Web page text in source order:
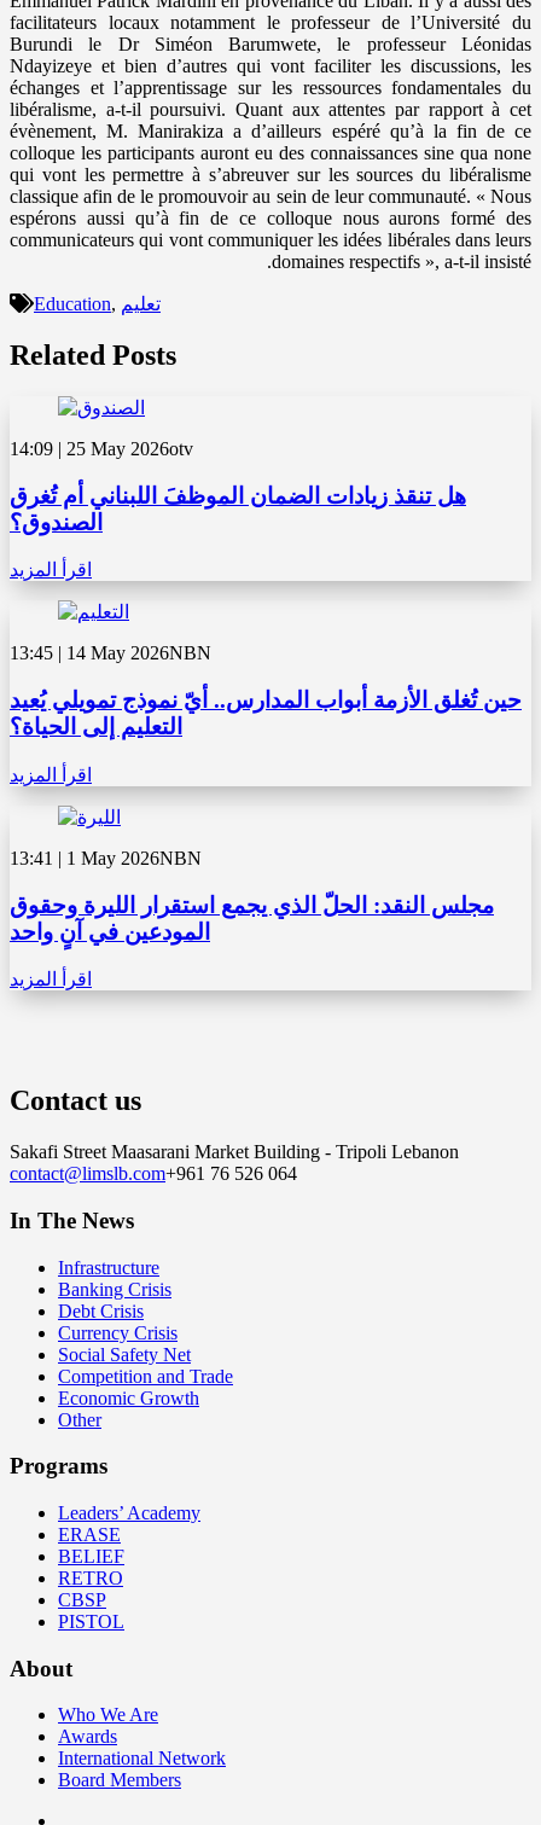
facilitateurs locaux notamment le professeur de l’Université du
Burundi le Dr Siméon Barumwete, le professeur Léonidas
Ndayizeye et bien d’autres qui vont faciliter les discussions, les
échanges et l’apprentissage sur les ressources fondamentales du
libéralisme, a-t-il poursuivi. Quant aux attentes par rapport à cet
évènement, M. Manirakiza a d’ailleurs espéré qu’à la fin de ce
colloque les participants auront eu des connaissances sine qua none
qui vont les permettre à s’abreuver sur les sources du libéralisme
classique afin de le promouvoir au sein de leur communauté. « Nous
espérons aussi qu’à fin de ce colloque nous aurons formé des
communicateurs qui vont communiquer les idées libérales dans leurs
domaines respectifs », a-t-il insisté.
Education, تعليم
Related Posts
14:09 | 25 May 2026otv
هل تنقذ زيادات الضمان الموظفَ اللبناني أم تُغرق
الصندوق؟
اقرأ المزيد
13:45 | 14 May 2026NBN
حين تُغلق الأزمة أبواب المدارس.. أيّ نموذج تمويلي يُعيد
التعليم إلى الحياة؟
اقرأ المزيد
13:41 | 1 May 2026NBN
مجلس النقد: الحلّ الذي يجمع استقرار الليرة وحقوق
المودعين في آنٍ واحد
اقرأ المزيد
Contact us
Sakafi Street Maasarani Market Building - Tripoli Lebanon
contact@limslb.com+961 76 526 064
In The News
Infrastructure
Banking Crisis
Debt Crisis
Currency Crisis
Social Safety Net
Competition and Trade
Economic Growth
Other
Programs
Leaders’ Academy
ERASE
BELIEF
RETRO
CBSP
PISTOL
About
Who We Are
Awards
International Network
Board Members